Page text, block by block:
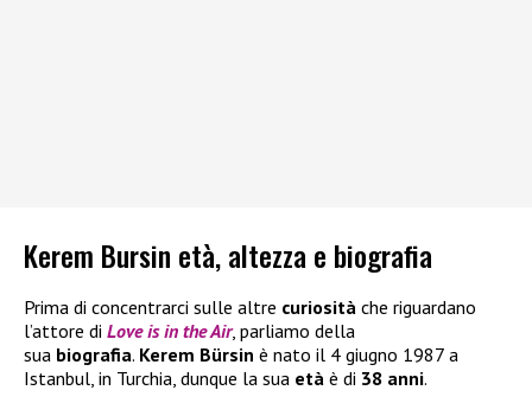
Kerem Bursin età, altezza e biografia
Prima di concentrarci sulle altre curiosità che riguardano
l’attore di Love is in the Air, parliamo della
sua biografia. Kerem Bürsin è nato il 4 giugno 1987 a
Istanbul, in Turchia, dunque la sua età è di 38 anni.